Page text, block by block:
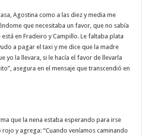
Agostina como a las diez y media me
que necesitaba un favor, que no sabía
en Fradeiro y Campillo. Le faltaba plata
a pagar el taxi y me dice que la madre
yo la llevara, si le hacía el favor de llevarla
asegura en el mensaje que transcendió en
que la nena estaba esperando para irse
rojo y agrega: “Cuando veníamos caminando